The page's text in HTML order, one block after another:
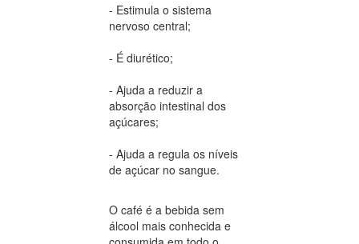
- Estimula o sistema
nervoso central;
- É diurético;
- Ajuda a reduzir a
absorção intestinal dos
açúcares;
- Ajuda a regula os níveis
de açúcar no sangue.
O café é a bebida sem
álcool mais conhecida e